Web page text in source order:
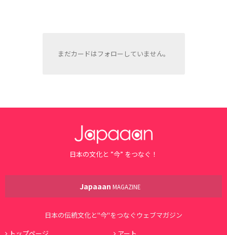
まだカードはフォローしていません。
日本の文化と ”今” をつなぐ！
Japaaan MAGAZINE
日本の伝統文化と"今"をつなぐウェブマガジン